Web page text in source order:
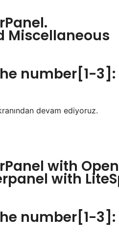
Miscellaneous
number[1-3]:
devam ediyoruz.
with
with
number[1-3]: